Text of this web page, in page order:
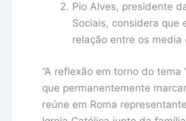
Pio Alves, presidente
Sociais, considera que
relação entre os
“A reflexão em torno do
que permanentemente
reúne em Roma